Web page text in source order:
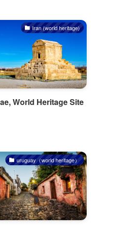
Iran (world heritage)
World Heritage Site
uruguay（world heritage）